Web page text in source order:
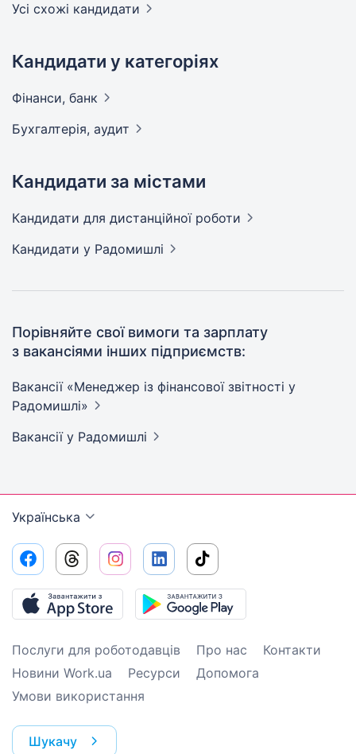
Усі схожі кандидати
Кандидати у категоріях
Фінанси, банк
Бухгалтерія, аудит
Кандидати за містами
Кандидати для дистанційної роботи
Кандидати у Радомишлі
Порівняйте свої вимоги та зарплату
з вакансіями інших підприємств:
Вакансії «Менеджер із фінансової звітності у
Радомишлі»
Вакансії у Радомишлі
Українська
Послуги для роботодавців Про нас
Контакти
Новини Work.ua
Ресурси
Допомога
Умови використання
Шукачу